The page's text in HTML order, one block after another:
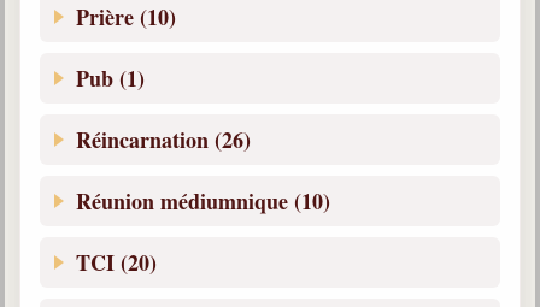
Prière (10)
Pub (1)
Réincarnation (26)
Réunion médiumnique (10)
TCI (20)